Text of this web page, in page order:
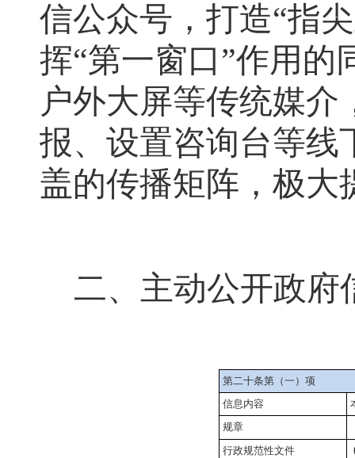
信公众号 ， 打造“指
挥“第一窗口”作用的
户外大屏等传统媒
报、设置咨询台等线
盖的传播矩阵，极大
二、主动公开政府
第二十条第（一）项
信息内容
规章
行政规范性文件